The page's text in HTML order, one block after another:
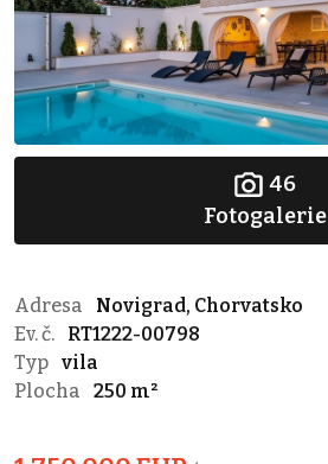
46
Fotogalerie
Adresa
Novigrad, Chorvatsko
Ev. č.
RT1222-00798
Typ vila
Plocha
250 m²